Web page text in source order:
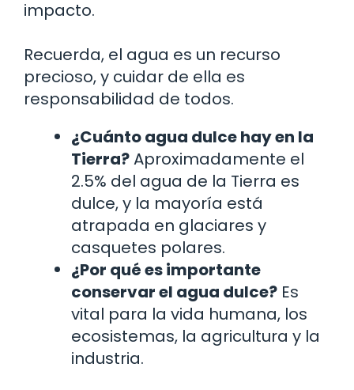
impacto.
Recuerda, el agua es un recurso
precioso, y cuidar de ella es
responsabilidad de todos.
¿Cuánto agua dulce hay en la
Tierra?Aproximadamente el
2.5% del agua de la Tierra es
dulce, y la mayoría está
atrapada en glaciares y
casquetes polares.
¿Por qué es importante
conservar el agua dulce? Es
vital para la vida humana, los
ecosistemas, la agricultura y la
industria.